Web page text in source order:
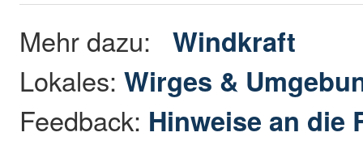
Mehr dazu:Windkraft
Lokales:Wirges &
Feedback: Hinweise an die